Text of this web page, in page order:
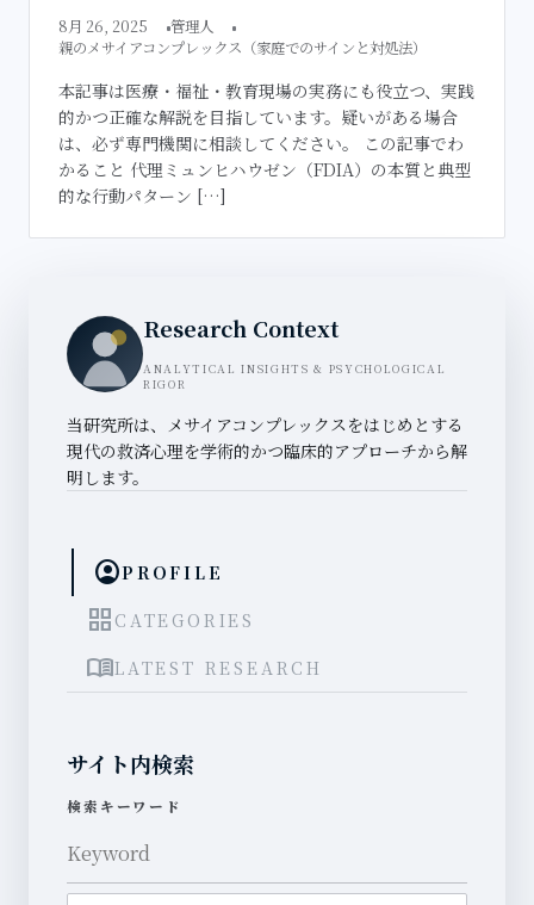
8月 26, 2025
管理人
親のメサイアコンプレックス（家庭でのサインと対処法）
本記事は医療・福祉・教育現場の実務にも役立つ、実践
的かつ正確な解説を目指しています。疑いがある場合
は、必ず専門機関に相談してください。 この記事でわ
かること 代理ミュンヒハウゼン（FDIA）の本質と典型
的な行動パターン […]
Research Context
ANALYTICAL INSIGHTS & PSYCHOLOGICAL
RIGOR
当研究所は、メサイアコンプレックスをはじめとする
現代の救済心理を学術的かつ臨床的アプローチから解
明します。
account_circlePROFILE
grid_view CATEGORIES
menu_bookLATEST RESEARCH
サイト内検索
検索キーワード